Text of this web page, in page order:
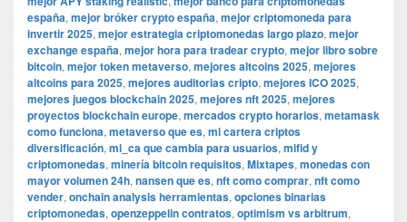
españa, mejor bróker crypto españa, mejor criptomoneda para
invertir 2025, mejor estrategia criptomonedas largo plazo, mejor
exchange españa, mejor hora para tradear crypto, mejor libro sobre
bitcoin, mejor token metaverso, mejores altcoins 2025, mejores
altcoins para 2025, mejores auditorias cripto, mejores ICO 2025,
mejores juegos blockchain 2025, mejores nft 2025, mejores
proyectos blockchain europe, mercados crypto horarios, metamask
como funciona, metaverso que es, mi cartera criptos
diversificación, mi_ca que cambia para usuarios, mifid y
criptomonedas, minería bitcoin requisitos, Mixtapes, monedas con
mayor volumen 24h, nansen que es, nft como comprar, nft como
vender, onchain analysis herramientas, opciones binarias
criptomonedas, openzeppelin contratos, optimism vs arbitrum,